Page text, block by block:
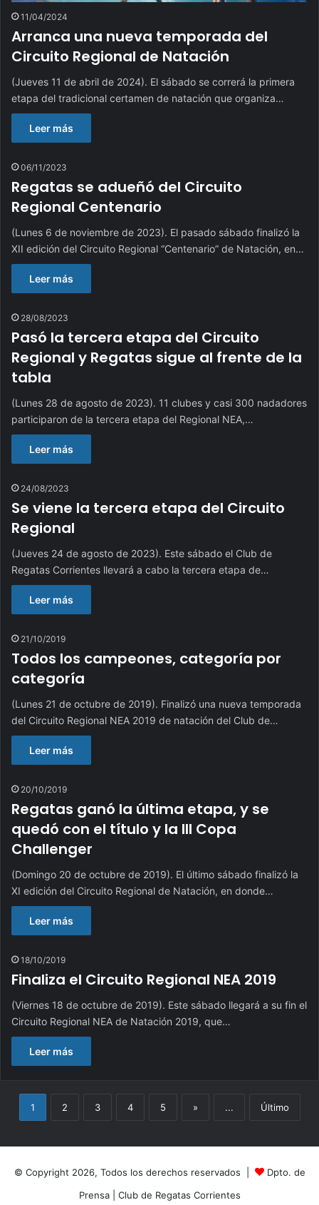
11/04/2024
Arranca una nueva temporada del
Circuito Regional de Natación
(Jueves 11 de abril de 2024). El sábado se correrá la primera
etapa del tradicional certamen de natación que organiza…
Leer más
06/11/2023
Regatas se adueñó del Circuito
Regional Centenario
(Lunes 6 de noviembre de 2023). El pasado sábado finalizó la
XII edición del Circuito Regional “Centenario” de Natación, en…
Leer más
28/08/2023
Pasó la tercera etapa del Circuito
Regional y Regatas sigue al frente de la
tabla
(Lunes 28 de agosto de 2023). 11 clubes y casi 300 nadadores
participaron de la tercera etapa del Regional NEA,…
Leer más
24/08/2023
Se viene la tercera etapa del Circuito
Regional
(Jueves 24 de agosto de 2023). Este sábado el Club de
Regatas Corrientes llevará a cabo la tercera etapa de…
Leer más
21/10/2019
Todos los campeones, categoría por
categoría
(Lunes 21 de octubre de 2019). Finalizó una nueva temporada
del Circuito Regional NEA 2019 de natación del Club de…
Leer más
20/10/2019
Regatas ganó la última etapa, y se
quedó con el título y la III Copa
Challenger
(Domingo 20 de octubre de 2019). El último sábado finalizó la
XI edición del Circuito Regional de Natación, en donde…
Leer más
18/10/2019
Finaliza el Circuito Regional NEA 2019
(Viernes 18 de octubre de 2019). Este sábado llegará a su fin el
Circuito Regional NEA de Natación 2019, que…
Leer más
1 2 3 4 5 » ... Último
© Copyright 2026, Todos los derechos reservados |
Dpto. de
Prensa| Club de Regatas Corrientes